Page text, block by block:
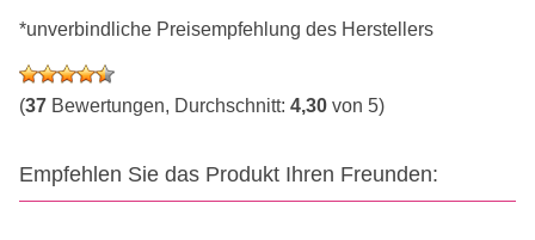
*unverbindliche Preisempfehlung des Herstellers
(37 Bewertungen, Durchschnitt: 4,30 von 5)
Empfehlen Sie das Produkt Ihren Freunden: